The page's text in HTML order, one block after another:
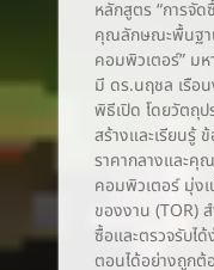
หลักสูตร “การจั
คุณลักษณะพื้นฐา
คอมพิวเตอร์” ม
มี ดร.นฤชล เรือ
พิธีเปิด โดยวัตถุป
สร้างและเรียนรู้
ราคากลางและ
คอมพิวเตอร์ มุ่ง
ของงาน (TOR)
ซื้อและตรวจรับไ
ตอนได้อย่างถูกต้